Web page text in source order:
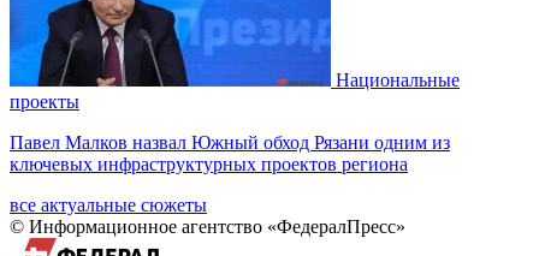
Национальные
проекты
Павел Малков назвал Южный обход Рязани одним из
ключевых инфраструктурных проектов региона
все актуальные сюжеты
© Информационное агентство «ФедералПресс»